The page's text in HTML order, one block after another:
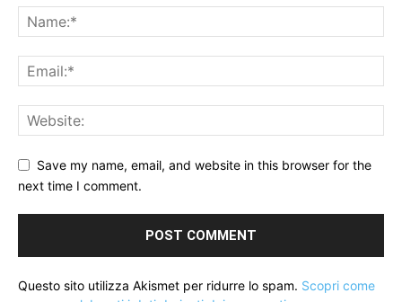
Save my name, email, and website in this browser for the
next time I comment.
Questo sito utilizza Akismet per ridurre lo spam. Scopri come